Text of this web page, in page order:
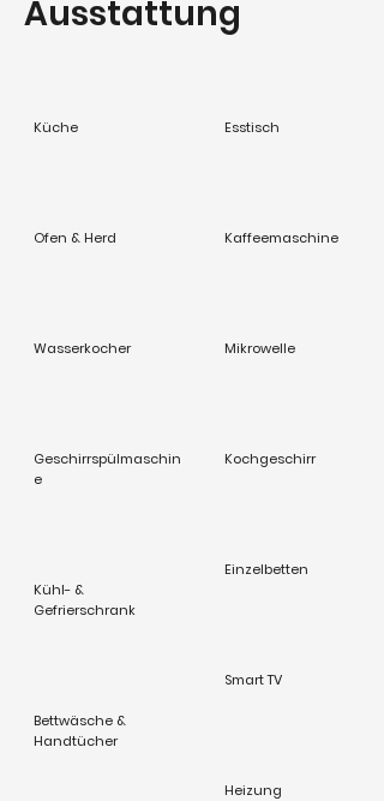
Ausstattung
Küche
Ofen & Herd
Wasserkocher
Geschirrspülmaschin
e
Kühl- &
Gefrierschrank
Bettwäsche &
Handtücher
Esstisch
Kaffeemaschine
Mikrowelle
Kochgeschirr
Einzelbetten
Smart TV
Heizung